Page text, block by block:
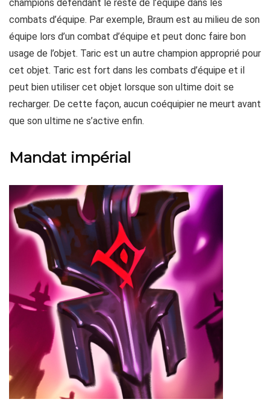
champions défendant le reste de l’équipe dans les
combats d’équipe. Par exemple, Braum est au milieu de son
équipe lors d’un combat d’équipe et peut donc faire bon
usage de l’objet. Taric est un autre champion approprié pour
cet objet. Taric est fort dans les combats d’équipe et il
peut bien utiliser cet objet lorsque son ultime doit se
recharger. De cette façon, aucun coéquipier ne meurt avant
que son ultime ne s’active enfin.
Mandat impérial